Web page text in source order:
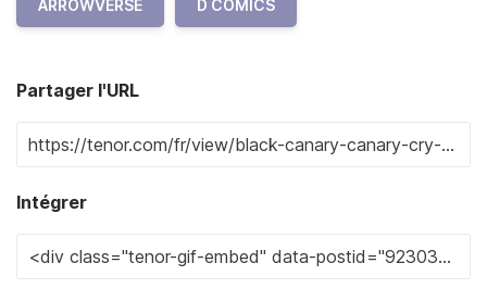
ARROWVERSE D COMICS
Partager l'URL
Intégrer